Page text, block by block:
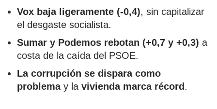
Vox baja ligeramente (-0,4), sin capitalizar
el desgaste socialista.
Sumar y Podemos rebotan (+0,7 y +0,3) a
costa de la caída del PSOE.
La corrupción se dispara como
problemay la vivienda marca récord .